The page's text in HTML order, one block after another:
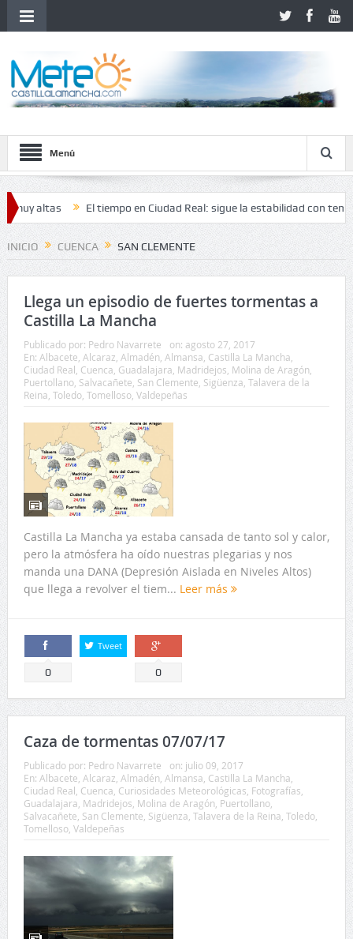
Menú
El tiempo en Ciudad Real: sigue la estabilidad con
INICIO CUENCA SAN CLEMENTE
Llega un episodio de fuertes tormentas a
Castilla La Mancha
Publicado por: Pedro Navarrete on: agosto 27, 2017
En: Albacete, Alcaraz, Almadén, Almansa, Castilla La Mancha,
Ciudad Real, Cuenca, Guadalajara, Madridejos, Molina de Aragón,
Puertollano, Salvacañete, San Clemente, Sigüenza, Talavera de la
Reina, Toledo, Tomelloso, Valdepeñas
Castilla La Mancha ya estaba cansada de tanto sol y calor,
pero la atmósfera ha oído nuestras plegarias y nos
manda una DANA (Depresión Aislada en Niveles Altos)
que llega a revolver el tiem... Leer más
Comparte
0
Tweet
Comparte
0
Caza de tormentas 07/07/17
Publicado por: Pedro Navarrete on: julio 09, 2017
En: Albacete Alcaraz Almadén Almansa Castilla La Mancha
Ciudad Real Cuenca Curiosidades Meteorológicas Fotografías
Guadalajara Madridejos Molina de Aragón Puertollano,
Salvacañete San Clemente Sigüenza Talavera de la Reina Toledo,
Tomelloso, Valdepeñas